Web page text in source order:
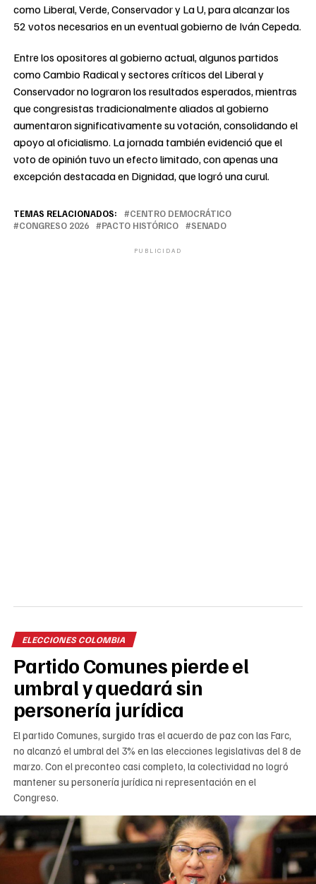
como Liberal, Verde, Conservador y La U, para alcanzar los
52 votos necesarios en un eventual gobierno de Iván Cepeda.
Entre los opositores al gobierno actual, algunos partidos
como Cambio Radical y sectores críticos del Liberal y
Conservador no lograron los resultados esperados, mientras
que congresistas tradicionalmente aliados al gobierno
aumentaron significativamente su votación, consolidando el
apoyo al oficialismo. La jornada también evidenció que el
voto de opinión tuvo un efecto limitado, con apenas una
excepción destacada en Dignidad, que logró una curul.
TEMAS RELACIONADOS:
CENTRO DEMOCRÁTICO
CONGRESO 2026
PACTO HISTÓRICO SENADO
PUBLICIDAD
ELECCIONES COLOMBIA
Partido Comunes pierde el
umbral y quedará sin
personería jurídica
El partido Comunes, surgido tras el acuerdo de paz con las Farc,
no alcanzó el umbral del 3% en las elecciones legislativas del 8 de
marzo. Con el preconteo casi completo, la colectividad no logró
mantener su personería jurídica ni representación en el
Congreso.